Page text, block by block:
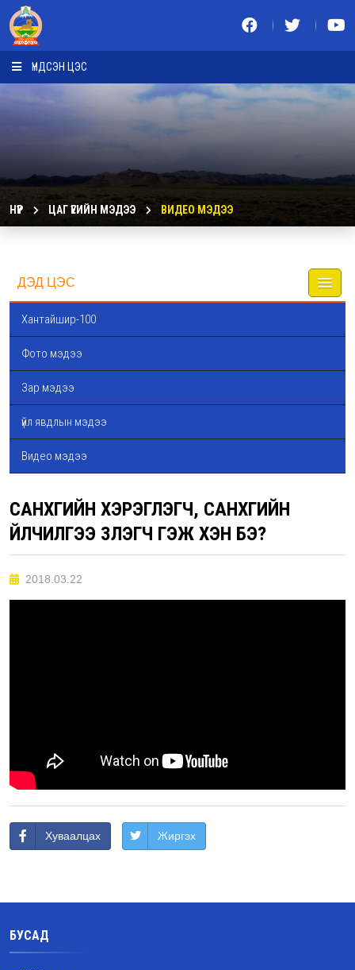
ҮНДСЭН ЦЭС
НҮҮР ЦАГ ҮЕИЙН МЭДЭЭ ВИДЕО МЭДЭЭ
ДЭД ЦЭС
Хантайшир-100
Фото мэдээ
Зар мэдээ
үйл явдлын мэдээ
Видео мэдээ
САНХҮҮГИЙН ХЭРЭГЛЭГЧ, САНХҮҮГИЙН
ҮЙЛЧИЛГЭЭ ҮЗҮҮЛЭГЧ ГЭЖ ХЭН БЭ?
2018.03.22
Хуваалцах Жиргэх
БУСАД